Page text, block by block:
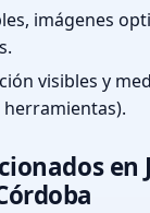
imágenes
visibles y
en